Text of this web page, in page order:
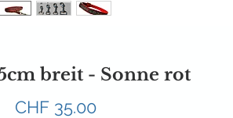
breit - Sonne rot
CHF 35.00Preis